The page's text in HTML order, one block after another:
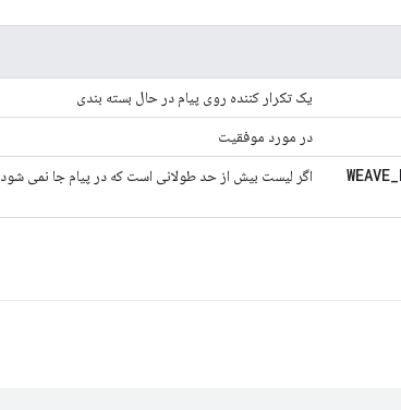
یک تکرار کننده روی پیام در حال بسته بندی
در مورد موفقیت
WEAVE_ اگر لیست بیش از حد طولانی است که در پیام جا نمی شود.